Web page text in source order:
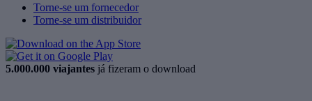
Torne-se um fornecedor
Torne-se um distribuidor
5.000.000 viajantes já fizeram o download